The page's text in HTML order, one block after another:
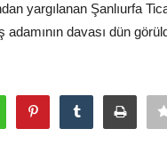
yargılanan Şanlıurfa
davası dün